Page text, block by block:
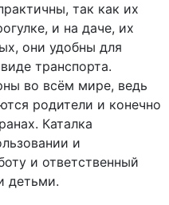
так как их
и на даче, их
они удобны для
транспорта.
во всём мире, ведь
родители и конечно
Каталка
и
и ответственный
детьми.